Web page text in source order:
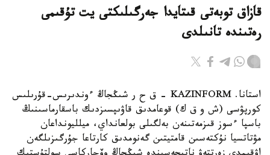
قازاق توبەتى قىتايدا جەرگىلىكتى يت تۇقىمى
رەتىندە تانىلدى
استانا. KAZINFORM – ق ح ر شىڭجاڭ ءوندىرىس-قۇرىلىس
كورپۋسى (ش و ق ك) قوعامدىق قاۋىپسىزدىك باسقارماسىنىڭ
باسپا ءسوز قىزمەتىنەن بەلگىلى بولعانداي، ميلليونداعان
مۋتاتسيا نۇكتەسىن قامتيتىن گەنومدىق كارتاعا جۇرگىزىلگەن